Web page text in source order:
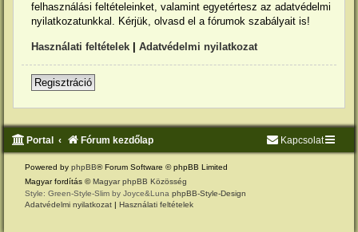
felhasználási feltételeinket, valamint egyetértesz az adatvédelmi
nyilatkozatunkkal. Kérjük, olvasd el a fórumok szabályait is!
Használati feltételek | Adatvédelmi nyilatkozat
Regisztráció
Portal Fórum kezdőlap Kapcsolat
Powered by phpBB® Forum Software © phpBB Limited
Magyar fordítás ©Magyar phpBB Közösség
Style: Green-Style-Slim by Joyce&Luna phpBB-Style-Design
Adatvédelmi nyilatkozat | Használati feltételek